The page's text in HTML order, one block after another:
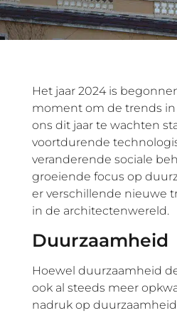
Het jaar 2024 is
moment om de trends
ons dit jaar te wachten
voortdurende
veranderende sociale
groeiende focus op
er verschillende nieuwe
in de architectenwereld.
Duurzaamheid
Hoewel duurzaamheid
ook al steeds meer
nadruk op